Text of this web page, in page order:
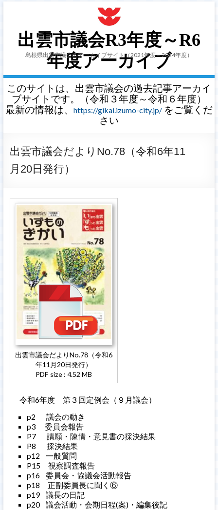
出雲市議会R3年度～R6
年度アーカイブ
島根県出雲市議会のアーカイブサイト（2021年度～2024年度）
このサイトは、出雲市議会の過去記事アーカイ
ブサイトです。（令和３年度～令和６年度）
最新の情報は、
https://gikai.izumo-city.jp/をご覧くだ
さい
出雲市議会だよりNo.78（令和6年11
月20日発行）
出雲市議会だよりNo.78（令和6
年11月20日発行）
PDF size : 4.52 MB
令和6年度 第３回定例会（９月議会）
p2 議会の動き
p3 委員会報告
P7 請願・陳情・意見書の採決結果
P8 採決結果
p12 一般質問
P15 視察調査報告
p16 委員会・協議会活動報告
p18 正副委員長に聞く⑥
p19 議長の日記
p20 議会活動・会期日程(案)・編集後記